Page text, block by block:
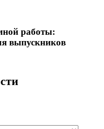
работы:
выпускников